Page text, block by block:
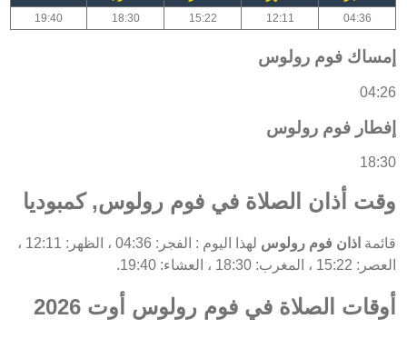
04:36
12:11
15:22
18:30
19:40
إمساك فوم رولوس
04:26
إفطار فوم رولوس
18:30
وقت أذان الصلاة في فوم رولوس, كمبوديا
قائمة اذان فوم رولوس
لهذا اليوم : الفجر: 04:36 ، الظهر: 12:11 ،
العصر: 15:22 ، المغرب: 18:30 ، العشاء: 19:40.
أوقات الصلاة في فوم رولوس أوت 2026